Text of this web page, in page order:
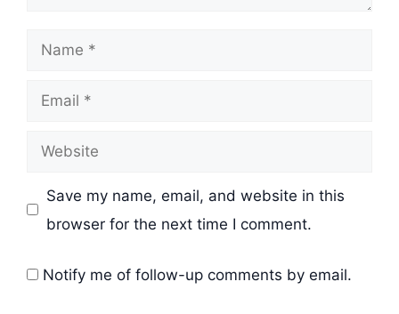
Name
Email
Website
Save my name, email, and website in this
browser for the next time I comment.
Notify me of follow-up comments by email.